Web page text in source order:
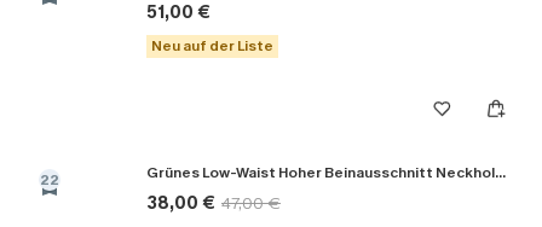
51,00 €
Neu auf der Liste
22 Grünes Low-Waist Hoher Beinausschnitt Neckholder-Bikini-Set
38,00 € 47,00 €